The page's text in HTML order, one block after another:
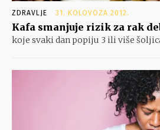
ZDRAVLJE 31. KOLOVOZA 2012.
Kafa smanjuje rizik za rak
koje svaki dan popiju 3 ili više